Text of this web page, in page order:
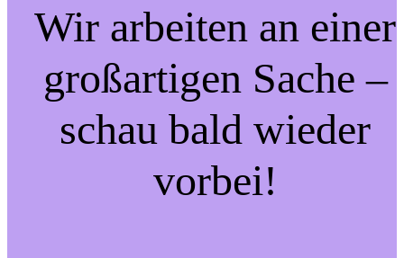
Wir arbeiten an einer
großartigen Sache –
schau bald wieder
vorbei!